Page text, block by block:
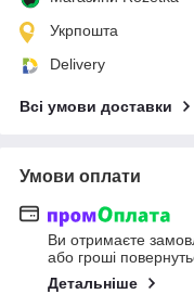
Укрпошта
Delivery
Всі умови доставки
Умови оплати
Ви отримаєте
або гроші
Детальніше